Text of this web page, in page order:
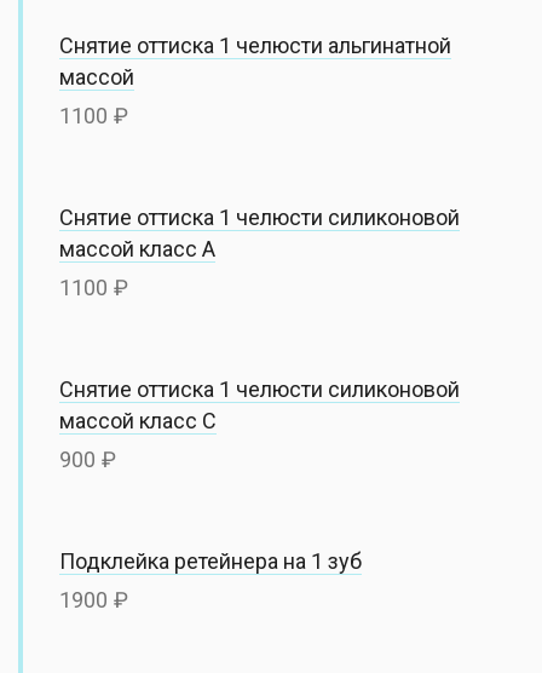
Снятие оттиска 1 челюсти альгинатной
массой
1100
Снятие оттиска 1 челюсти силиконовой
массой класс А
1100
Снятие оттиска 1 челюсти силиконовой
массой класс С
900
Подклейка ретейнера на 1 зуб
1900